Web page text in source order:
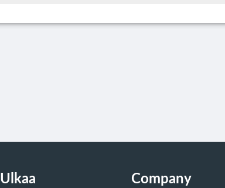
Ulkaa Company